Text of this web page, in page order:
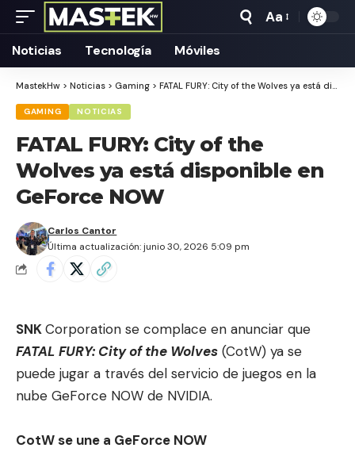
Tamaño
Aa
Noticias Tecnología Móviles
MastekHw > Noticias > Gaming > FATAL FURY: City of the Wolves ya está disponible en GeForce NOW
GAMING NOTICIAS
FATAL FURY: City of the
Wolves ya está disponible en
GeForce NOW
Última actualización: junio 30, 2026 5:09 pm
Carlos Cantor
SNKCorporation se complace en anunciar que
FATAL FURY: City of the Wolves (CotW) ya se
puede jugar a través del servicio de juegos en la
nube GeForce NOW de NVIDIA.
CotW se une a GeForce NOW